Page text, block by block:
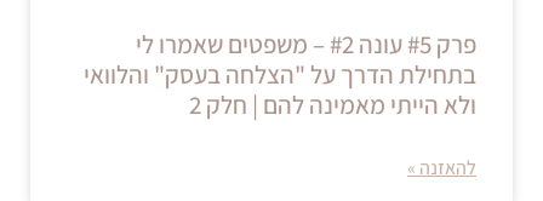
פרק #5 עונה #2 – משפטים שאמרו לי
בתחילת הדרך על "הצלחה בעסק" והלוואי
ולא הייתי מאמינה להם | חלק 2
להאזנה »